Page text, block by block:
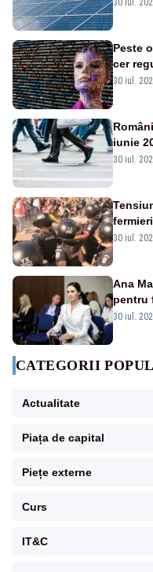
Peste
cer
30 iul.
iunie
30 iul.
30 iul.
Ana
pentru
30 iul.
CATEGORII
Actualitate
Piața de capital
Piețe externe
Curs
IT&C